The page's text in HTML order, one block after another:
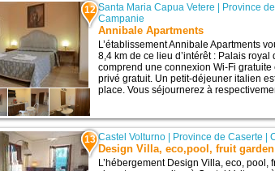
12 Santa Maria Capua Vetere | Province
Campanie
Annibale Apartments
L’établissement Annibale Apartments
8,4 km de ce lieu d’intérêt : Palais royal
comprend une connexion Wi-Fi gratuite
privé gratuit. Un petit-déjeuner italien
place. Vous séjournerez à
13 Castel Volturno | Province de Caserte |
Design Villa, eco,pool, fruit
L’hébergement Design Villa, eco, pool,